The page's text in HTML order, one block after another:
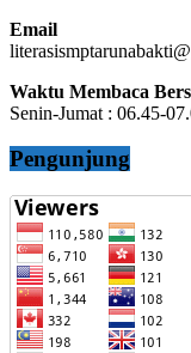
Email
Waktu Membaca
Senin-Jumat : 06.45-
Pengunjung